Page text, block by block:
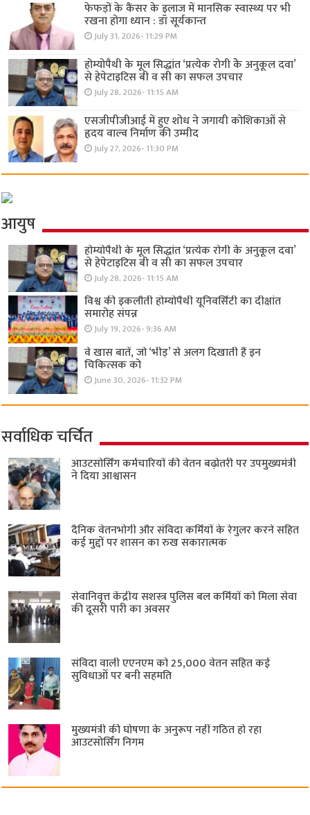
फेफड़ों के कैंसर के इलाज में मानसिक स्वास्थ्य पर भी
रखना होगा ध्यान : डॉ सूर्यकान्त
July 31, 2026- 11:29 PM
होम्योपैथी के मूल सिद्धांत ‘प्रत्येक रोगी केे अनुकूल दवा’
से हेपेटाइटिस बी व सी का सफल उपचार
July 28, 2026- 11:15 AM
एसजीपीजीआई में हुए शोध ने जगायी कोशिकाओं से
हृदय वाल्व निर्माण की उम्मीद
July 27, 2026- 11:30 PM
आयुष
होम्योपैथी के मूल सिद्धांत ‘प्रत्येक रोगी केे अनुकूल दवा’
से हेपेटाइटिस बी व सी का सफल उपचार
July 28, 2026- 11:15 AM
विश्व की इकलौती होम्योपैथी यूनिवर्सिटी का दीक्षांत
समारोह संपन्न
July 19, 2026- 9:36 AM
वे खास बातें, जो ‘भीड़’ से अलग दिखाती हैं इन
चिकित्सक को
June 30, 2026- 11:32 PM
सर्वाधिक चर्चित
आउटसोर्सिंग कर्मचारियों की वेतन बढ़ोतरी पर उपमुख्यमंत्री
ने दिया आश्वासन
दैनिक वेतनभोगी और संविदा कर्मियों के रेगुलर करने सहित
कई मुद्दों पर शासन का रुख सकारात्मक
सेवानिवृत्त केंद्रीय सशस्त्र पुलिस बल ​कर्मियों को मिला सेवा
की दूसरी पारी का अवसर
संविदा वाली एएनएम को 25,000 वेतन सहित कई
सुविधाओं पर बनी सहमति
मुख्यमंत्री की घोषणा के अनुरूप नहीं गठित हो रहा
आउटसोर्सिंग निगम